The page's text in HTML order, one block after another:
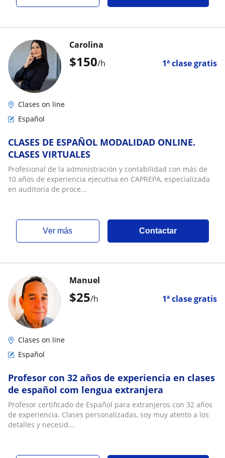
$150/h 1ª clase gratis
Carolina
Clases on line
Español
CLASES DE ESPAÑOL MODALIDAD ONLINE.
CLASES VIRTUALES
Profesional de la administración y contabilidad con más de
10 años de experiencia ejecutiva en CAPREPA, especializada
en auditoría de proce...
ver más Contactar
$25/h 1ª clase gratis
Manuel
Clases on line
Español
Profesor con 32 años de experiencia en clases
de español com lengua extranjera
Profesor certificado de Español para extranjeros con 32 años
de experiencia. Clases personalizadas, soy muy atento a los
detalles y necesid...